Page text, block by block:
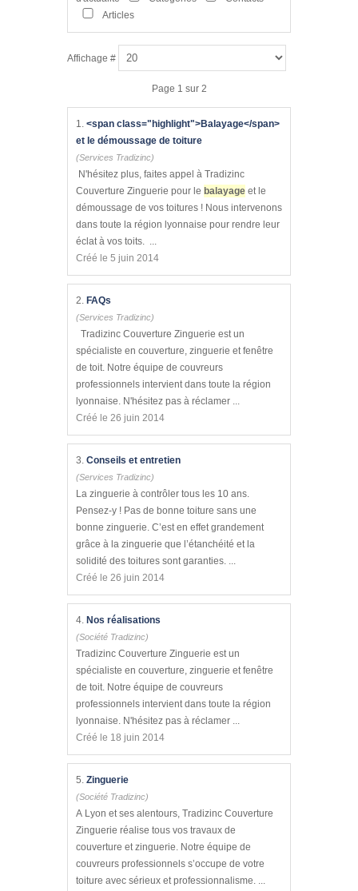
Articles
Affichage #
Page 1 sur 2
1. <span class="highlight">Balayage</span>
et le démoussage de toiture
(Services Tradizinc)
N'hésitez plus, faites appel à Tradizinc
Couverture Zinguerie pour le balayage et le
démoussage de vos toitures ! Nous intervenons
dans toute la région lyonnaise pour rendre leur
éclat à vos toits. ...
Créé le 5 juin 2014
2. FAQs
(Services Tradizinc)
spécialiste en couverture, zinguerie et fenêtre
de toit. Notre équipe de couvreurs
professionnels intervient dans toute la région
lyonnaise. N'hésitez pas à réclamer ...
Créé le 26 juin 2014
3. Conseils et entretien
(Services Tradizinc)
La zinguerie à contrôler tous les 10 ans.
Pensez-y ! Pas de bonne toiture sans une
bonne zinguerie. C’est en effet grandement
grâce à la zinguerie que l’étanchéité et la
solidité des toitures sont garanties. ...
Créé le 26 juin 2014
4. Nos réalisations
(Société Tradizinc)
Tradizinc Couverture Zinguerie est un
spécialiste en couverture, zinguerie et fenêtre
de toit. Notre équipe de couvreurs
professionnels intervient dans toute la région
lyonnaise. N'hésitez pas à réclamer ...
Créé le 18 juin 2014
5. Zinguerie
(Société Tradizinc)
A Lyon et ses alentours, Tradizinc Couverture
Zinguerie réalise tous vos travaux de
couverture et zinguerie. Notre équipe de
couvreurs professionnels s’occupe de votre
toiture avec sérieux et professionnalisme. ...